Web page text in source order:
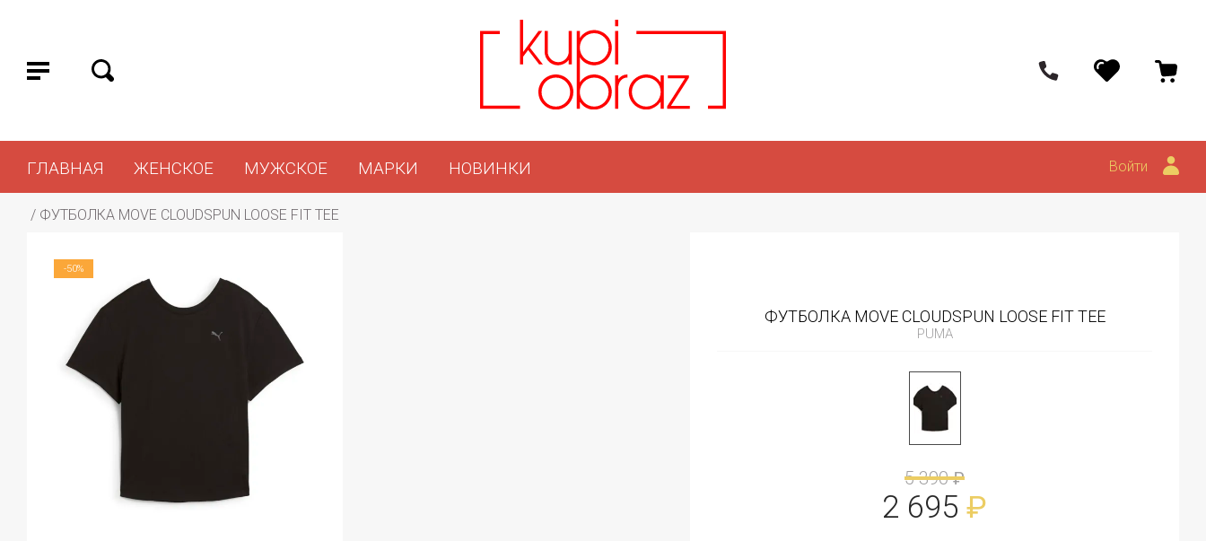
ГЛАВНАЯ ЖЕНСКОЕ МУЖСКОЕ МАРКИ НОВИНКИ Войти
/ ФУТБОЛКА MOVE CLOUDSPUN LOOSE FIT TEE
-50%
ФУТБОЛКА MOVE CLOUDSPUN LOOSE FIT TEE
PUMA
5 390 ₽
2 695 ₽